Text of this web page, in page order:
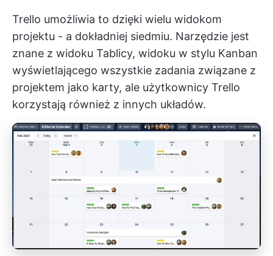
Trello umożliwia to dzięki wielu widokom
projektu - a dokładniej siedmiu. Narzędzie jest
znane z widoku Tablicy, widoku w stylu Kanban
wyświetlającego wszystkie zadania związane z
projektem jako karty, ale użytkownicy Trello
korzystają również z innych układów.